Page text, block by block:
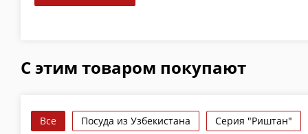
С этим товаром покупают
Все Посуда из Узбекистана Серия "Риштан"